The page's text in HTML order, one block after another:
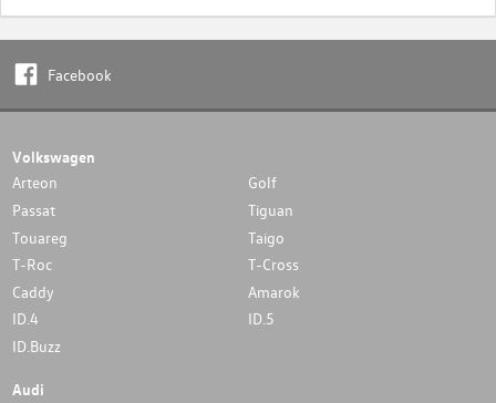
Facebook
Volkswagen
Arteon
Golf
Passat
Tiguan
Touareg
Taigo
T-Roc
T-Cross
Caddy
Amarok
ID.4
ID.5
ID.Buzz
Audi